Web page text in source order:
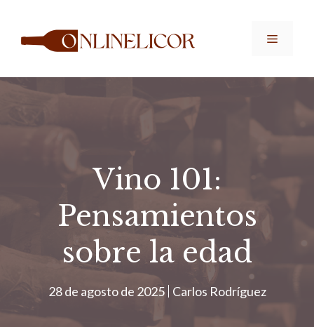
contenido
Menú
Vino 101:
Pensamientos
sobre la edad
28 de agosto de 2025 Carlos Rodríguez